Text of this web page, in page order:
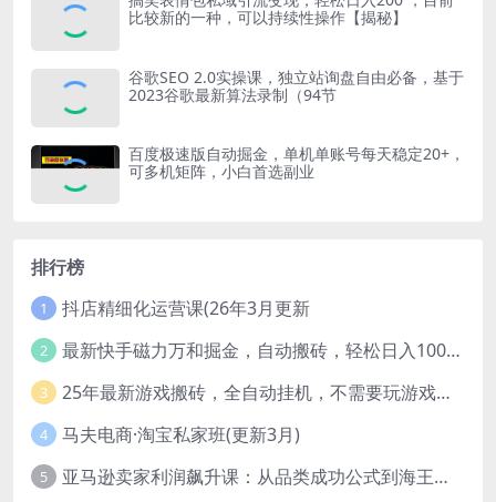
比较新的一种，可以持续性操作【揭秘】
谷歌SEO 2.0实操课，独立站询盘自由必备，基于
2023谷歌最新算法录制（94节
百度极速版自动掘金，单机单账号每天稳定20+，
可多机矩阵，小白首选副业
排行榜
1 抖店精细化运营课(26年3月更新
2 最新快手磁力万和掘金，自动搬砖，轻松日入100-200，操作简单
3 25年最新游戏搬砖，全自动挂机，不需要玩游戏，单手机操作日入300+
4 马夫电商·淘宝私家班(更新3月)
5 亚马逊卖家利润飙升课：从品类成功公式到海王打法，让每个SKU都成爆款一路飙升(更新26年3月